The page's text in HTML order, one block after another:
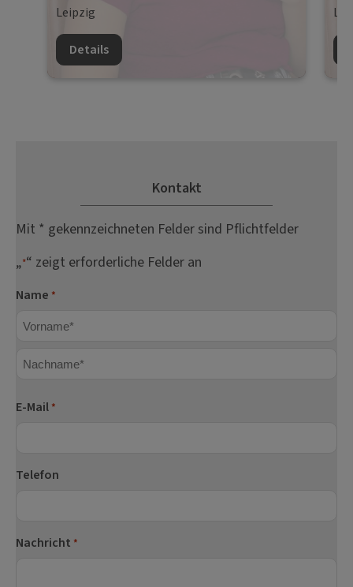
Leipzig
Details
Kontakt
Mit * gekennzeichneten Felder sind Pflichtfelder
„*“ zeigt erforderliche Felder an
Name *
E-Mail *
Telefon
Nachricht *